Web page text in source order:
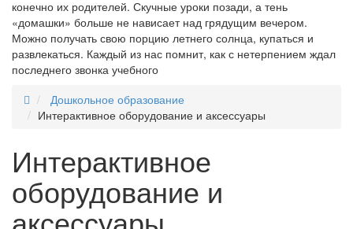
конечно их родителей. Скучные уроки позади, а тень
«домашки» больше не нависает над грядущим вечером.
Можно получать свою порцию летнего солнца, купаться и
развлекаться. Каждый из нас помнит, как с нетерпением ждал
последнего звонка учебного
Дошкольное образование
Интерактивное оборудование и аксессуары
Интерактивное
оборудование и